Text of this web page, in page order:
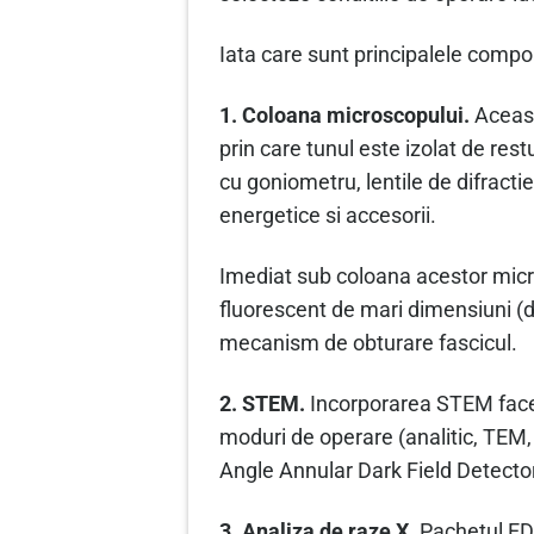
Iata care sunt principalele
1. Coloana microscopului.
prin care tunul este izolat de
cu goniometru, lentile de
energetice si accesorii.
Imediat sub coloana acestor
fluorescent de mari dimensiuni
mecanism de obturare fascicul.
2. STEM. Incorporarea STEM
moduri de operare (analitic,
Angle Annular Dark Field